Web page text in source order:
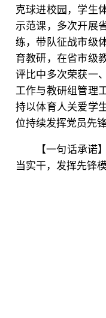
克球进校园，学生
示范课，多次开展
练，带队征战市级
育教研，在省市级
评比中多次荣获一
工作与教研组管理
持以体育人关爱学
位持续发挥党员先锋
【一句话承诺
当实干，发挥先锋